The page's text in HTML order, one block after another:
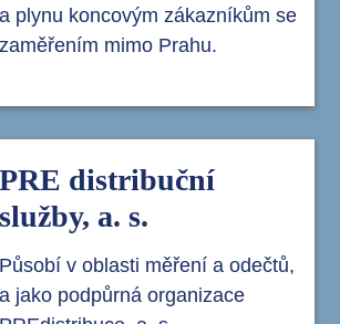
a plynu koncovým zákazníkům se
zaměřením mimo Prahu.
PRE distribuční
služby, a. s.
Působí v oblasti měření a odečtů,
a jako podpůrná organizace